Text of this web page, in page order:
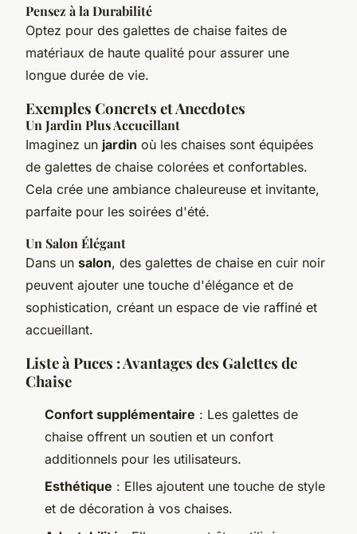
Pensez à la Durabilité
Optez pour des galettes de chaise faites de
matériaux de haute qualité pour assurer une
longue durée de vie.
Exemples Concrets et Anecdotes
Un Jardin Plus Accueillant
Imaginez un jardin où les chaises sont équipées
de galettes de chaise colorées et confortables.
Cela crée une ambiance chaleureuse et invitante,
parfaite pour les soirées d'été.
Un Salon Élégant
Dans un salon, des galettes de chaise en cuir noir
peuvent ajouter une touche d'élégance et de
sophistication, créant un espace de vie raffiné et
accueillant.
Liste à Puces : Avantages des Galettes de
Chaise
Confort supplémentaire : Les galettes de
chaise offrent un soutien et un confort
additionnels pour les utilisateurs.
Esthétique : Elles ajoutent une touche de style
et de décoration à vos chaises.